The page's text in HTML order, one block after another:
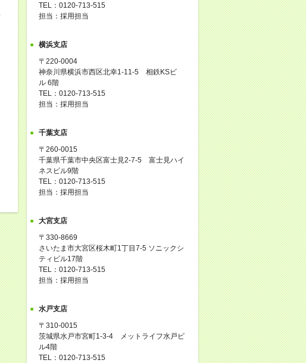
TEL：0120-713-515
担当：採用担当
横浜支店
〒220-0004
神奈川県横浜市西区北幸1-11-5 相鉄KSビ
ル 6階
TEL：0120-713-515
担当：採用担当
千葉支店
〒260-0015
千葉県千葉市中央区富士見2-7-5 富士見ハイ
ネスビル9階
TEL：0120-713-515
担当：採用担当
大宮支店
〒330-8669
さいたま市大宮区桜木町1丁目7-5 ソニックシ
ティビル17階
TEL：0120-713-515
担当：採用担当
水戸支店
〒310-0015
茨城県水戸市宮町1-3-4 メットライフ水戸ビ
ル4階
TEL：0120-713-515